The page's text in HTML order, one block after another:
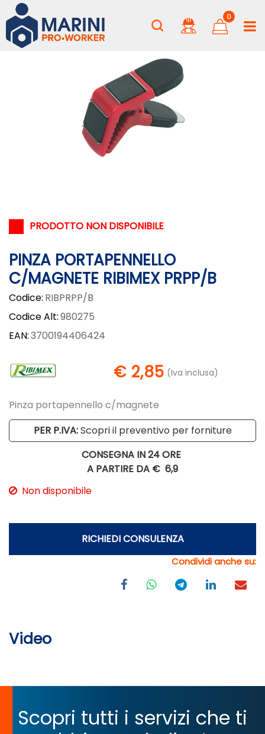
0
PRODOTTO NON DISPONIBILE
PINZA PORTAPENNELLO
C/MAGNETE RIBIMEX PRPP/B
Codice: RIBPRPP/B
Codice Alt:980275
EAN:3700194406424
€ 2,85 (Iva inclusa)
Pinza portapennello c/magnete
PER P.IVA:Scopri il preventivo per forniture
CONSEGNA IN 24 ORE
A PARTIRE DA € 6,9
Non disponibile
RICHIEDI CONSULENZA
Condividi anche su:
Video
Scopri tutti i servizi che ti